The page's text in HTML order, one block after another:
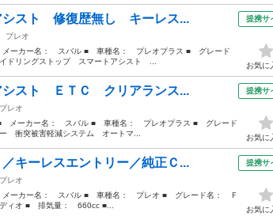
シスト 修復歴無し キーレス...
プレオ
ーカー名： スバル ■ 車種名： プレオプラス ■ グレード
リングストップ スマートアシスト ...
提携サ
お気に
シスト ＥＴＣ クリアランス...
プレオ
ーカー名： スバル ■ 車種名： プレオプラス ■ グレード
衝突被害軽減システム オートマ...
提携サ
お気に
キーレスエントリー／純正Ｃ...
プレオ
ーカー名： スバル ■ 車種名： プレオ ■ グレード名： Ｆ
ディオ ■ 排気量： 660cc ■...
提携サ
お気に